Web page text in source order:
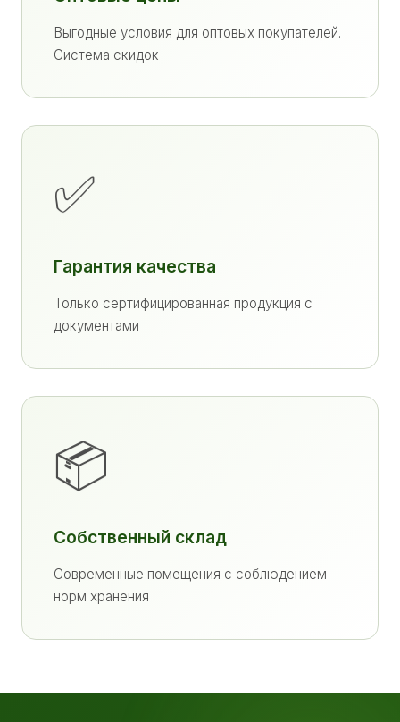
Выгодные условия для оптовых покупателей.
Система скидок
✅
Гарантия качества
Только сертифицированная продукция с
документами
📦
Собственный склад
Современные помещения с соблюдением
норм хранения